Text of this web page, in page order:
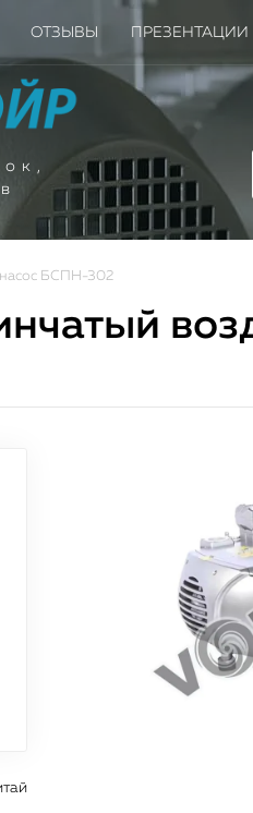
ОТЗЫВЫ ПРЕЗЕНТАЦИИ
насос БСПН-302